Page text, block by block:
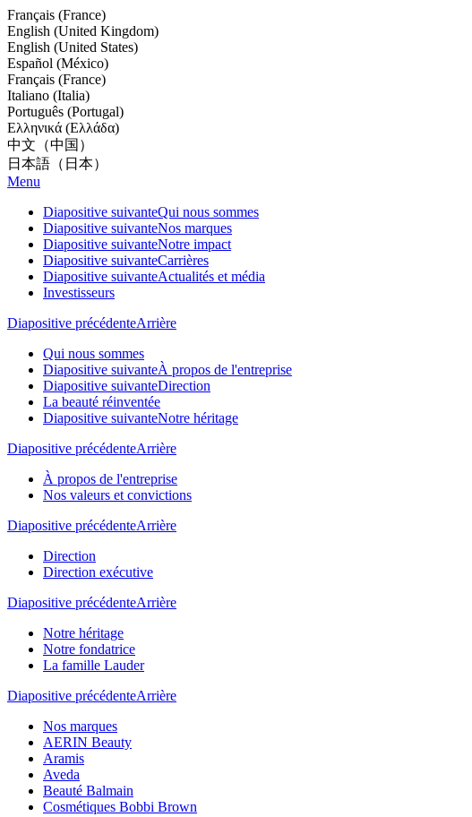
Français (France)
English (United Kingdom)
English (United States)
Español (México)
Français (France)
Italiano (Italia)
Português (Portugal)
Ελληνικά (Ελλάδα)
中文（中国）
日本語（日本）
Menu
Diapositive suivanteQui nous sommes
Diapositive suivanteNos marques
Diapositive suivanteNotre impact
Diapositive suivanteCarrières
Diapositive suivanteActualités et média
Investisseurs
Diapositive précédenteArrière
Qui nous sommes
Diapositive suivanteÀ propos de l'entreprise
Diapositive suivanteDirection
La beauté réinventée
Diapositive suivanteNotre héritage
Diapositive précédenteArrière
À propos de l'entreprise
Nos valeurs et convictions
Diapositive précédenteArrière
Direction
Direction exécutive
Diapositive précédenteArrière
Notre héritage
Notre fondatrice
La famille Lauder
Diapositive précédenteArrière
Nos marques
AERIN Beauty
Aramis
Aveda
Beauté Balmain
Cosmétiques Bobbi Brown